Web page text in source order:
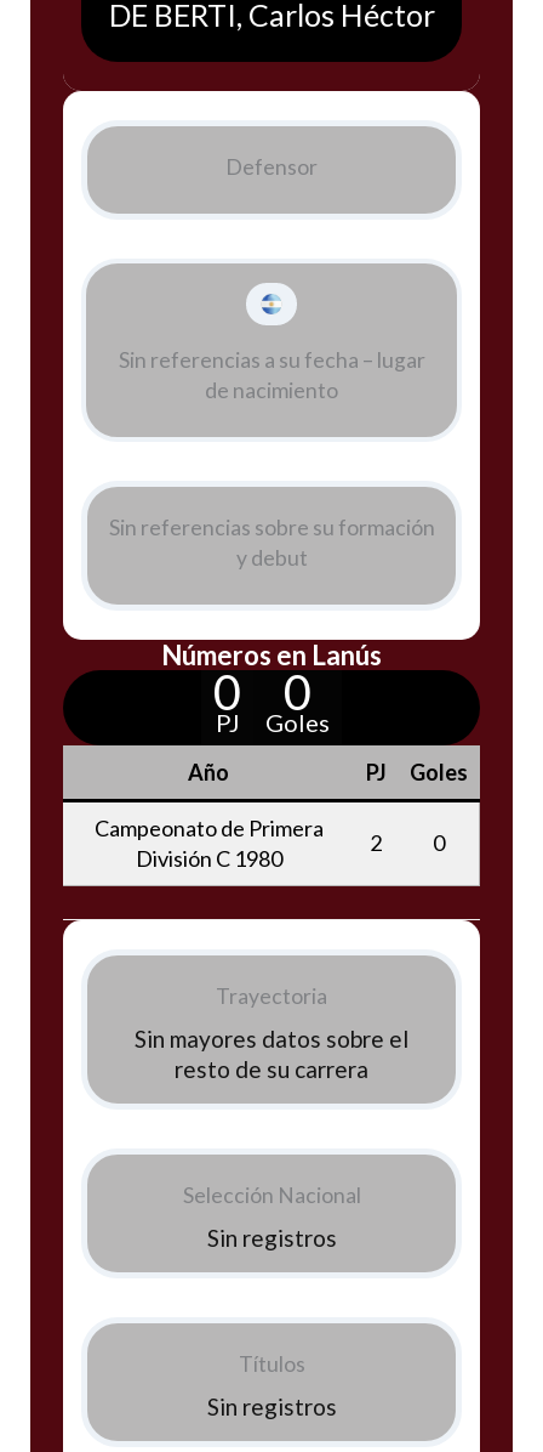
DE BERTI, Carlos Héctor
Defensor
Sin referencias a su fecha – lugar
de nacimiento
Sin referencias sobre su formación
y debut
Números en Lanús
0
PJ
0
Goles
Año PJ Goles
Campeonato de Primera
División C 1980
2 0
Trayectoria
Sin mayores datos sobre el
resto de su carrera
Selección Nacional
Sin registros
Títulos
Sin registros